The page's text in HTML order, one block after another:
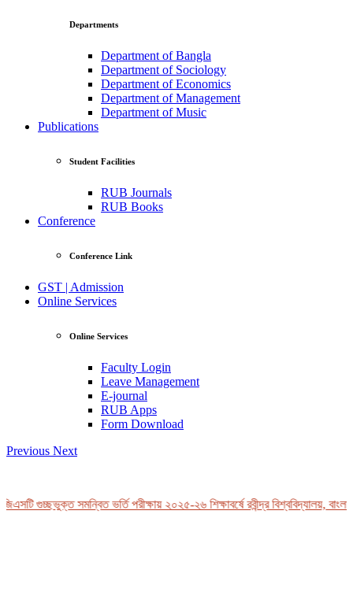
Departments
Department of Bangla
Department of Sociology
Department of Economics
Department of Management
Department of Music
Publications
Student Facilities
RUB Journals
RUB Books
Conference
Conference Link
GST | Admission
Online Services
Online Services
Faculty Login
Leave Management
E-journal
RUB Apps
Form Download
Previous Next
গুচ্ছভুক্ত সমন্বিত ভর্তি পরীক্ষায় ২০২৫-২৬ শিক্ষাবর্ষে রবীন্দ্র বিশ্ববিদ্যালয়,